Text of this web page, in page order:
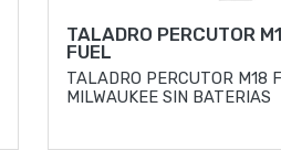
TALADRO PERCUTOR
FUEL
TALADRO PERCUTOR M18
MILWAUKEE SIN BATERIAS